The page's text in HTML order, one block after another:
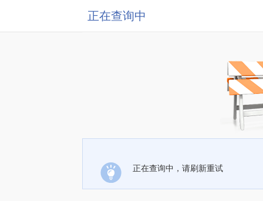
正在查询中
正在查询中，请刷新重试